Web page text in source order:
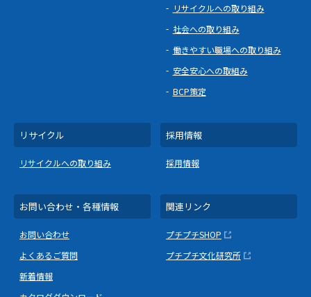
リサイクルへの取り組み
社会への取り組み
働きやすい職場への取り組み
安全安心への取組み
BCP策定
リサイクル
リサイクルへの取り組み
採用情報
採用情報
お問い合わせ・各種情報
お問い合わせ
よくあるご質問
新着情報
関連リンク
プチプチSHOP
プチプチ文化研究所